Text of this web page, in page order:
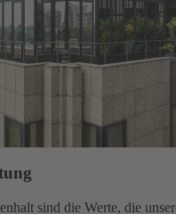
sind die Werte, die